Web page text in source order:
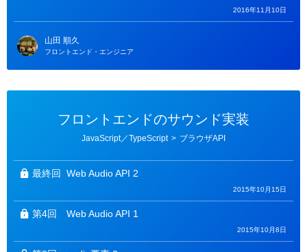
2016年11月10日
山田 順久
フロントエンド・エンジニア
フロントエンドのサウンド実装
リ
ー
JavaScript／TypeScript > ブラウザAPI
最終回 Web Audio API 2
2015年10月15日
第4回 Web Audio API 1
2015年10月8日